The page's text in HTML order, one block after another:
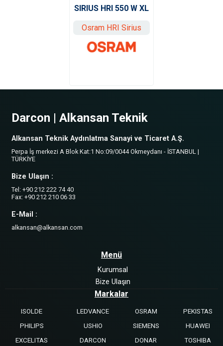
SIRIUS HRI 550 W XL
Osram HRI Sirius
Darcon | Alkansan Teknik
Alkansan Teknik Aydınlatma Sanayi ve Ticaret A.Ş.
Perpa İş merkezi A Blok Kat:1 No:09/0044 Okmeydanı - İSTANBUL |
TÜRKİYE
Bize Ulaşın :
Tel: +90 212 222 74 40
Fax: +90 212 210 06 33
E-Mail :
alkansan@alkansan.com
Menü
Kurumsal
Bize Ulaşın
Markalar
ISOLDE LEDVANCE OSRAM
PEKISTAS
PHILIPS
USHIO SIEMENS
HUAWEI
EXCELITAS
DARCON DONAR TOSHIBA